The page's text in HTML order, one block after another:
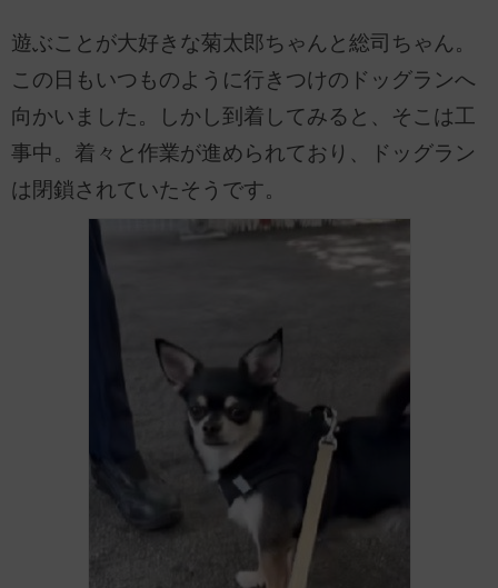
遊ぶことが大好きな菊太郎ちゃんと総司ちゃん。
この日もいつものように行きつけのドッグランへ
向かいました。しかし到着してみると、そこは工
事中。着々と作業が進められており、ドッグラン
は閉鎖されていたそうです。